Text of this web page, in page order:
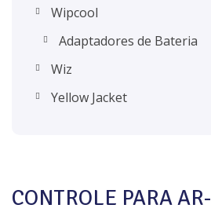
CONTROLE PARA AR-
Wipcool
Adaptadores de Bateria
Wiz
Yellow Jacket